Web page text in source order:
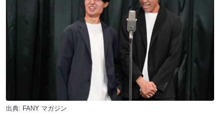
出典: FANY マガジン